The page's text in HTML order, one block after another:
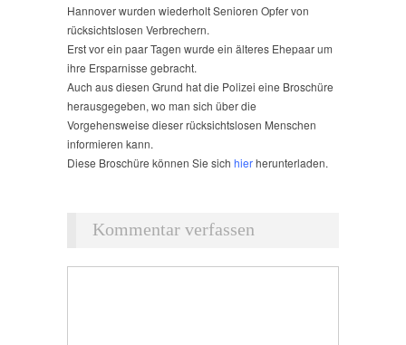
Hannover wurden wiederholt Senioren Opfer von
rücksichtslosen Verbrechern.
Erst vor ein paar Tagen wurde ein älteres Ehepaar um
ihre Ersparnisse gebracht.
Auch aus diesen Grund hat die Polizei eine Broschüre
herausgegeben, wo man sich über die
Vorgehensweise dieser rücksichtslosen Menschen
informieren kann.
Diese Broschüre können Sie sich hierherunterladen.
Kommentar verfassen